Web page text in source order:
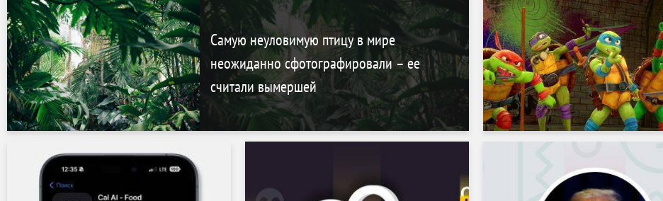
Самую неуловимую птицу в мире
неожиданно сфотографировали – ее
считали вымершей